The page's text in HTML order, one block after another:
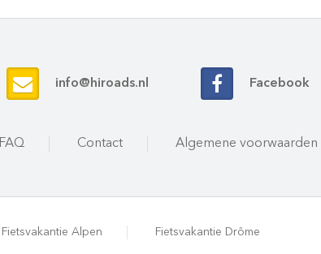
info@hiroads.nl Facebook
FAQ Contact Algemene voorwaarden
Fietsvakantie Alpen Fietsvakantie Drôme